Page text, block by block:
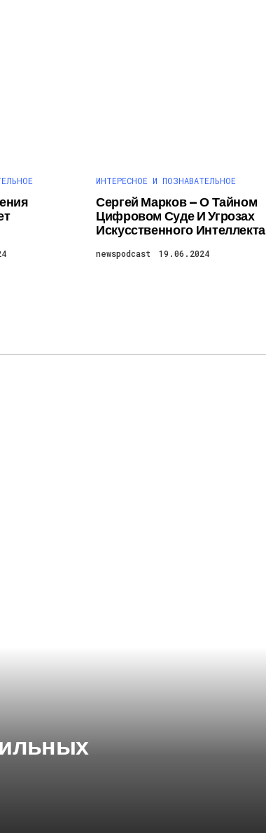
ИНТЕРЕСНОЕ И ПОЗНАВАТЕЛЬНОЕ
Сергей Марков — О Тайном
Цифровом Суде И Угрозах
Искусственного Интеллекта
newspodcast 19.06.2024